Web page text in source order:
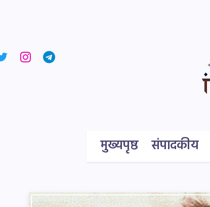
मुख्यपृष्ठ संपादकीय